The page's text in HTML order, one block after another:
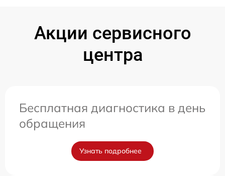
Акции сервисного
центра
Бесплатная диагностика в день
обращения
Узнать подробнее